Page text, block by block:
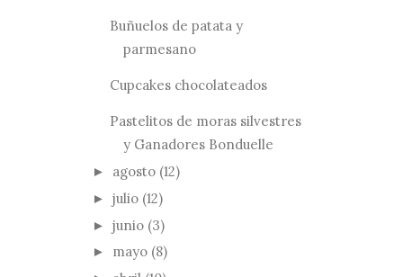
Buñuelos de patata y
parmesano
Cupcakes chocolateados
Pastelitos de moras silvestres
y Ganadores Bonduelle
► agosto (12)
► julio (12)
► junio (3)
► mayo (8)